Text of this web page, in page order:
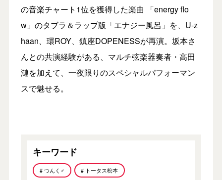
の音楽チャート1位を獲得した楽曲 「energy flo
w」のタブラ＆ラップ版「エナジー風呂」を、U-z
haan、環ROY、鎮座DOPENESSが再演。坂本さ
んとの共演経験がある、マルチ弦楽器奏者・高田
漣を加えて、一夜限りのスペシャルパフォーマン
スで魅せる。
キーワード
# つんく♂ # トータス松本